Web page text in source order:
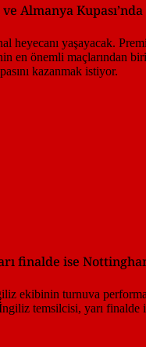
Almanya
finalde ise